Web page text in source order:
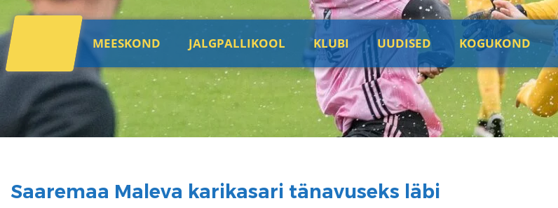
MEESKOND JALGPALLIKOOL KLUBI UUDISED KOGUKOND
Saaremaa Maleva karikasari tänavuseks läbi